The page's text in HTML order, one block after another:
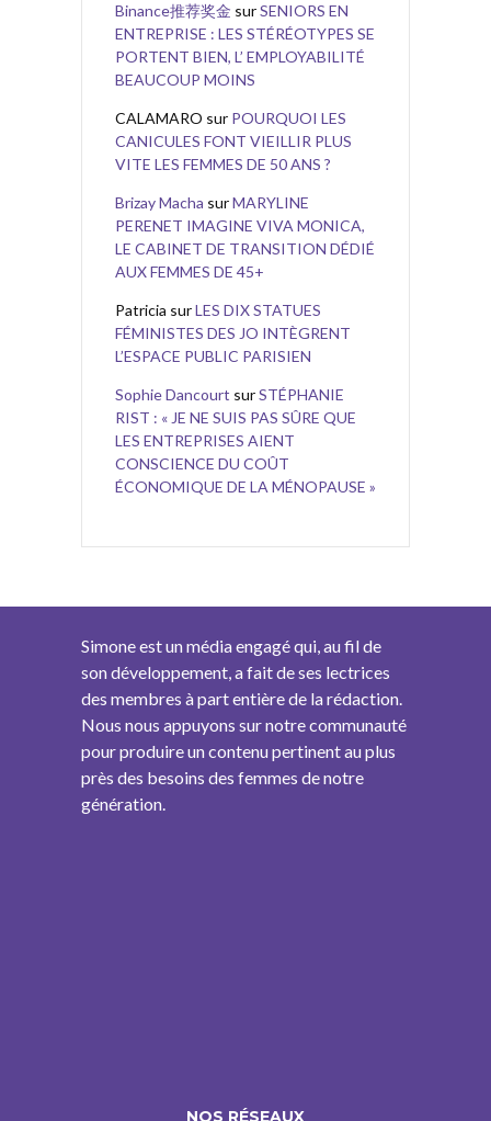
Binance推荐奖金 surSENIORS EN
ENTREPRISE : LES STÉRÉOTYPES SE
PORTENT BIEN, L’ EMPLOYABILITÉ
BEAUCOUP MOINS
CALAMARO sur POURQUOI LES
CANICULES FONT VIEILLIR PLUS
VITE LES FEMMES DE 50 ANS ?
Brizay Macha surMARYLINE
PERENET IMAGINE VIVA MONICA,
LE CABINET DE TRANSITION DÉDIÉ
AUX FEMMES DE 45+
Patricia surLES DIX STATUES
FÉMINISTES DES JO INTÈGRENT
L’ESPACE PUBLIC PARISIEN
Sophie Dancourt surSTÉPHANIE
RIST : « JE NE SUIS PAS SÛRE QUE
LES ENTREPRISES AIENT
CONSCIENCE DU COÛT
ÉCONOMIQUE DE LA MÉNOPAUSE »
Simone est un média engagé qui, au fil de
son développement, a fait de ses lectrices
des membres à part entière de la rédaction.
Nous nous appuyons sur notre communauté
pour produire un contenu pertinent au plus
près des besoins des femmes de notre
génération.
NOS RÉSEAUX